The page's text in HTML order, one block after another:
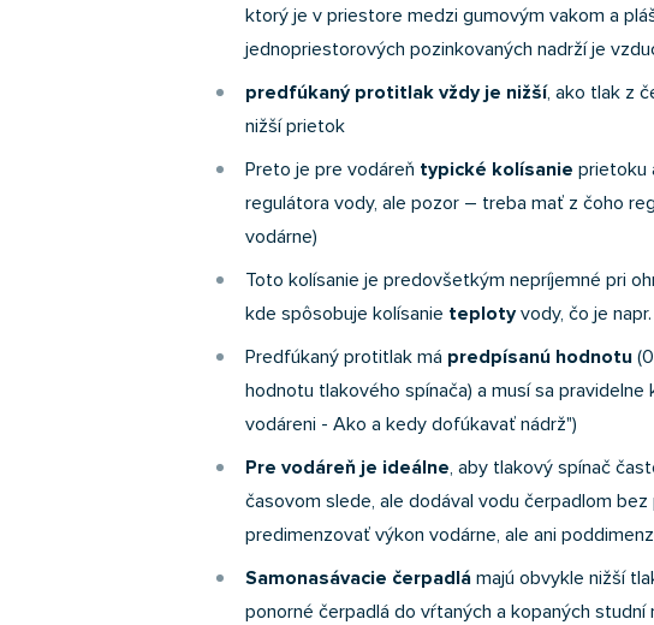
ktorý je v priestore medzi gumovým vakom a
jednopriestorových pozinkovaných nadrží je
predfúkaný protitlak vždy je nižší , ako tlak z
nižší prietok
Preto je pre vodáreň typické kolísanie prietoku
regulátora vody, ale pozor – treba mať z čoho
vodárne)
Toto kolísanie je predovšetkým nepríjemné pri
kde spôsobuje kolísanie teplotyvody, čo je
Predfúkaný protitlak má predpísanú hodnotu
hodnotu tlakového spínača) a musí sa
vodáreni - Ako a kedy dofúkavať nádrž")
Pre vodáreň je ideálne , aby tlakový spínač
časovom slede, ale dodával vodu čerpadlom
predimenzovať výkon vodárne, ale ani
Samonasávacie čerpadlá majú obvykle nižší
ponorné čerpadlá do vŕtaných a kopaných